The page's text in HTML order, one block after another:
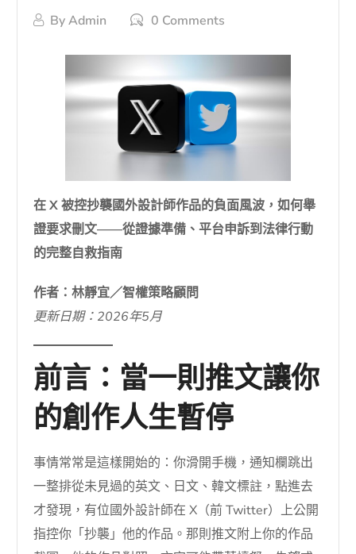
ByAdmin 0 Comments
在 X 被控抄襲國外設計師作品的負面風波，如何舉
證要求刪文——從證據準備、平台申訴到法律行動
的完整自救指南
作者：林靜宜／智權策略顧問
更新日期：2026年5月
前言：當一則推文讓你
的創作人生暫停
事情常常是這樣開始的：你滑開手機，通知欄跳出
一整排從未見過的英文、日文、韓文標註，點進去
才發現，有位國外設計師在 X（前 Twitter）上公開
指控你「抄襲」他的作品。那則推文附上你的作品